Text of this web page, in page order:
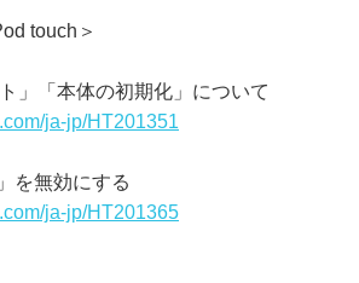
touch＞
」「本体の初期化」について
ja-jp/HT201351
を無効にする
ja-jp/HT201365